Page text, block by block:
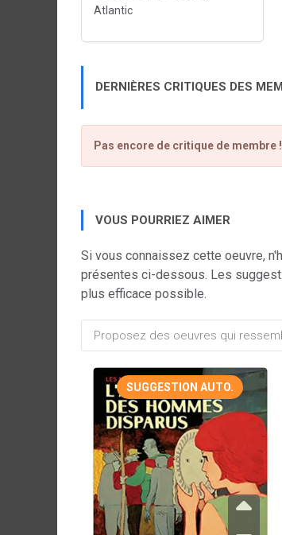
Atlantic
DERNIÈRES CRITIQUES DES
Pas encore de critique de membre !
VOUS POURRIEZ AIMER
Si vous connaissez cette oeuvre,
présentes ci-dessous. Les
plus efficace possible.
SUGGESTION AUTO.